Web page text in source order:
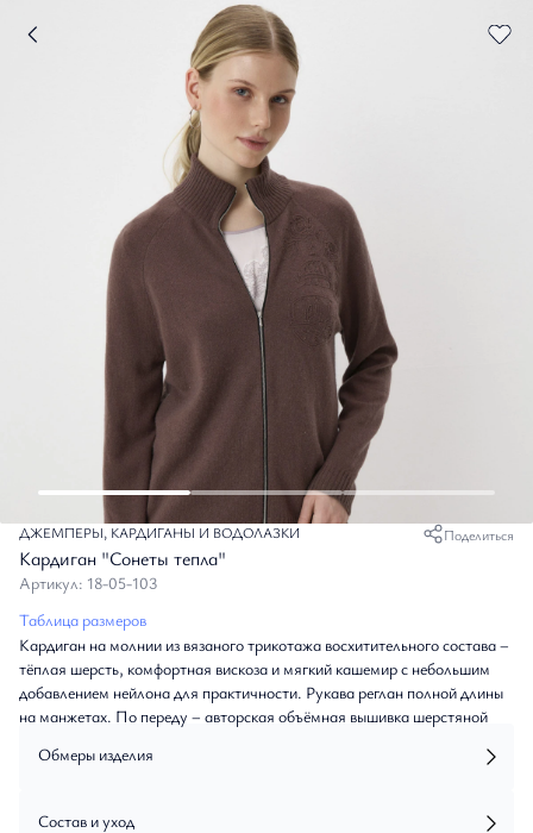
ДЖЕМПЕРЫ, КАРДИГАНЫ И ВОДОЛАЗКИ
Кардиган "Сонеты тепла"
Поделиться
Артикул: 18-05-103
Таблица размеров
Кардиган на молнии из вязаного трикотажа восхитительного состава –
тёплая шерсть, комфортная вискоза и мягкий кашемир с небольшим
добавлением нейлона для практичности. Рукава реглан полной длины
на манжетах. По переду – авторская объёмная вышивка шерстяной
стойка, манжеты и низ кардигана оформлены монохромной
металла.
Обмеры изделия
Состав и уход